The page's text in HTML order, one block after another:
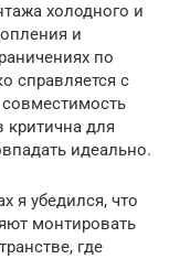
холодного и
и
по
справляется с
критична для
идеально.
я убедился, что
монтировать
где